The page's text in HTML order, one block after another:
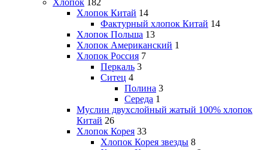
Хлопок 182
Хлопок Китай 14
Фактурный хлопок Китай 14
Хлопок Польша 13
Хлопок Американский 1
Хлопок Россия 7
Перкаль 3
Ситец 4
Полина 3
Середа 1
Муслин двухслойный жатый 100% хлопок
Китай 26
Хлопок Корея 33
Хлопок Корея звезды 8